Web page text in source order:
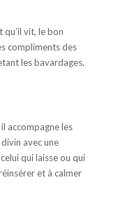
qu’il vit, le bon
compliments des
les bavardages,
accompagne les
avec une
qui laisse ou qui
et à calmer